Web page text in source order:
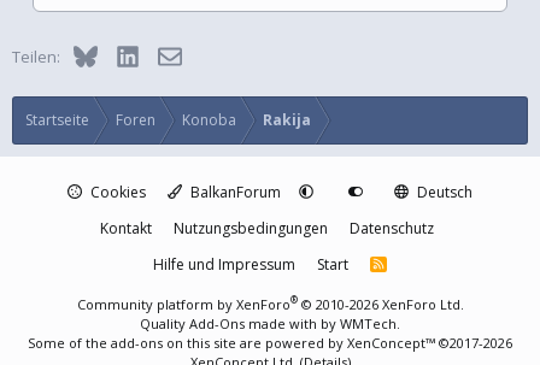
Teilen: BlueskyLinkedInE-Mail
Startseite Foren Konoba Rakija
Cookies BalkanForum
Deutsch
Kontakt
Nutzungsbedingungen
Datenschutz
Hilfe und Impressum
Start
R
Community platform by XenForo® © 2010-2026 XenForo Ltd.
Quality Add-Ons made with by WMTech
Some of the add-ons on this site are powered by XenConcept™ ©2017-2026
XenConcept Ltd. (Details)